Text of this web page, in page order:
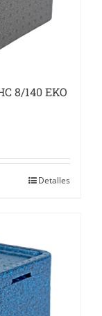
8/140 EKO
Detalles